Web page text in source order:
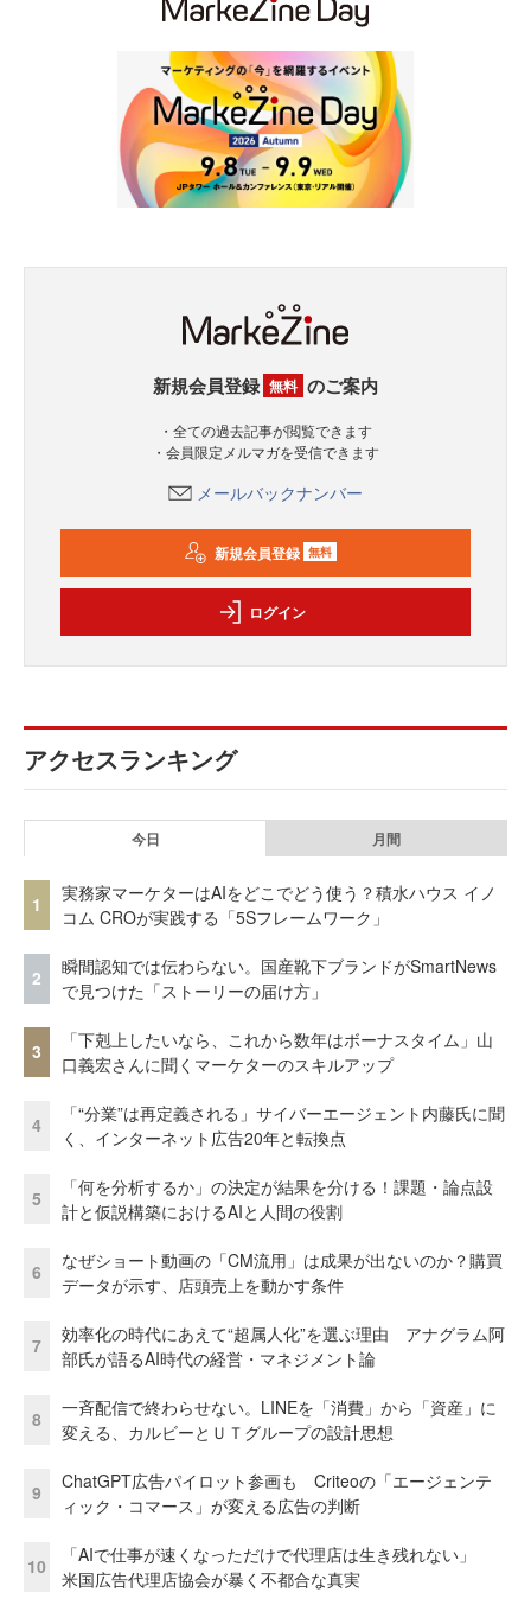
新規会員登録 無料 のご案内
・全ての過去記事が閲覧できます
・会員限定メルマガを受信できます
メールバックナンバー
新規会員登録 無料
ログイン
アクセスランキング
今日 月間
1
実務家マーケターはAIをどこでどう使う？積水ハウス イノ
コム CROが実践する「5Sフレームワーク」
2
瞬間認知では伝わらない。国産靴下ブランドがSmartNews
で見つけた「ストーリーの届け方」
3
「下剋上したいなら、これから数年はボーナスタイム」山
口義宏さんに聞くマーケターのスキルアップ
4
「“分業”は再定義される」サイバーエージェント内藤氏に聞
く、インターネット広告20年と転換点
5
「何を分析するか」の決定が結果を分ける！課題・論点設
計と仮説構築におけるAIと人間の役割
6
なぜショート動画の「CM流用」は成果が出ないのか？購買
データが示す、店頭売上を動かす条件
7
効率化の時代にあえて“超属人化”を選ぶ理由 アナグラム阿
部氏が語るAI時代の経営・マネジメント論
8
一斉配信で終わらせない。LINEを「消費」から「資産」に
変える、カルビーとＵＴグループの設計思想
9
ChatGPT広告パイロット参画も Criteoの「エージェンテ
ィック・コマース」が変える広告の判断
10
「AIで仕事が速くなっただけで代理店は生き残れない」
米国広告代理店協会が暴く不都合な真実